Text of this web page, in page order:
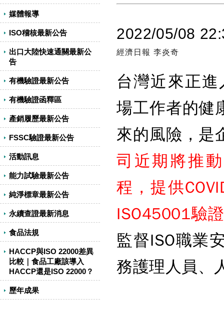
媒體報導
ISO稽核最新公告
出口大陸快速通關最新公
告
有機驗證最新公告
有機驗證函釋區
產銷履歷最新公告
FSSC驗證最新公告
活動訊息
能力試驗最新公告
純淨標章最新公告
永續查證最新消息
食品法規
HACCP與ISO 22000差異
比較｜食品工廠該導入
HACCP還是ISO 22000？
歷年成果
2022/05/08
經濟日報 李炎奇
台灣近來正進
場工作者的健
來的風險，是
司近期將推
程，提供
ISO45001驗
監督ISO職業
務護理人員、